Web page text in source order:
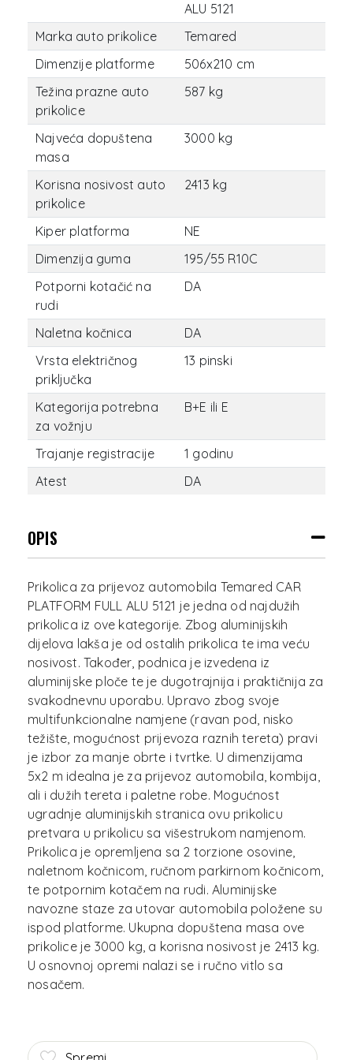
ALU 5121
Marka auto prikolice
Temared
Dimenzije platforme
506x210 cm
Težina prazne auto
prikolice
587 kg
Najveća dopuštena
masa
3000 kg
Korisna nosivost auto
prikolice
2413 kg
Kiper platforma
NE
Dimenzija guma
195/55 R10C
Potporni kotačić na
rudi
DA
Naletna kočnica
DA
Vrsta električnog
priključka
13 pinski
Kategorija potrebna
za vožnju
B+E ili E
Trajanje registracije
1 godinu
Atest
DA
OPIS
Prikolica za prijevoz automobila Temared CAR
PLATFORM FULL ALU 5121 je jedna od najdužih
prikolica iz ove kategorije. Zbog aluminijskih
dijelova lakša je od ostalih prikolica te ima veću
nosivost. Također, podnica je izvedena iz
aluminijske ploče te je dugotrajnija i praktičnija za
svakodnevnu uporabu. Upravo zbog svoje
multifunkcionalne namjene (ravan pod, nisko
težište, mogućnost prijevoza raznih tereta) pravi
je izbor za manje obrte i tvrtke. U dimenzijama
5x2 m idealna je za prijevoz automobila, kombija,
ali i dužih tereta i paletne robe. Mogućnost
ugradnje aluminijskih stranica ovu prikolicu
pretvara u prikolicu sa višestrukom namjenom.
Prikolica je opremljena sa 2 torzione osovine,
naletnom kočnicom, ručnom parkirnom kočnicom,
te potpornim kotačem na rudi. Aluminijske
navozne staze za utovar automobila položene su
ispod platforme. Ukupna dopuštena masa ove
prikolice je 3000 kg, a korisna nosivost je 2413 kg.
U osnovnoj opremi nalazi se i ručno vitlo sa